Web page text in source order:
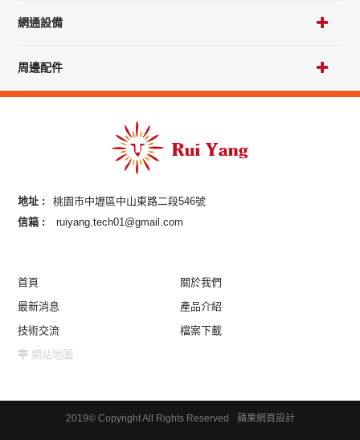
網通設備
周邊配件
地址 :
桃園市中壢區中山東路二段546號
信箱 :
ruiyang.tech01@gmail.com
首頁
關於我們
最新消息
產品介紹
技術交流
檔案下載
網站地圖
2019© Copyright All Rights Reserved 蘋果網頁設計